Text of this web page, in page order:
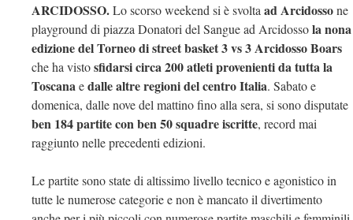
ARCIDOSSO.Lo scorso weekend si è svoltaad Arcidossone
playground di piazza Donatori del Sangue ad Arcidossola nona
edizione del Torneo di street basket 3 vs 3Arcidosso Boars
che ha vistosfidarsi circa 200 atleti provenienti da tutta la
Toscanaedalle altre regioni del centro Italia. Sabato e
domenica, dalle nove del mattino fino alla sera, si sono disputate
ben 184 partite con ben 50 squadre iscritte, record mai
raggiunto nelle precedenti edizioni.
Le partite sono state di altissimo livello tecnico e agonistico in
tutte le numerose categorie e non è mancato il divertimento